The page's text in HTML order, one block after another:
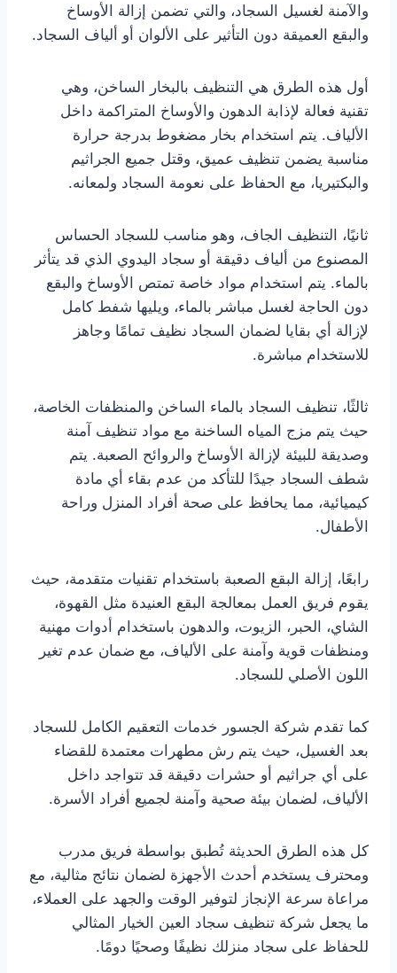
والآمنة لغسيل السجاد، والتي تضمن إزالة الأوساخ
والبقع العميقة دون التأثير على الألوان أو ألياف السجاد.
أول هذه الطرق هي التنظيف بالبخار الساخن، وهي
تقنية فعالة لإذابة الدهون والأوساخ المتراكمة داخل
الألياف. يتم استخدام بخار مضغوط بدرجة حرارة
مناسبة يضمن تنظيف عميق، وقتل جميع الجراثيم
والبكتيريا، مع الحفاظ على نعومة السجاد ولمعانه.
ثانيًا، التنظيف الجاف، وهو مناسب للسجاد الحساس
المصنوع من ألياف دقيقة أو سجاد اليدوي الذي قد يتأثر
بالماء. يتم استخدام مواد خاصة تمتص الأوساخ والبقع
دون الحاجة لغسل مباشر بالماء، ويليها شفط كامل
لإزالة أي بقايا لضمان السجاد نظيف تمامًا وجاهز
للاستخدام مباشرة.
ثالثًا، تنظيف السجاد بالماء الساخن والمنظفات الخاصة،
حيث يتم مزج المياه الساخنة مع مواد تنظيف آمنة
وصديقة للبيئة لإزالة الأوساخ والروائح الصعبة. يتم
شطف السجاد جيدًا للتأكد من عدم بقاء أي مادة
كيميائية، مما يحافظ على صحة أفراد المنزل وراحة
الأطفال.
رابعًا، إزالة البقع الصعبة باستخدام تقنيات متقدمة، حيث
يقوم فريق العمل بمعالجة البقع العنيدة مثل القهوة،
الشاي، الحبر، الزيوت، والدهون باستخدام أدوات مهنية
ومنظفات قوية وآمنة على الألياف، مع ضمان عدم تغير
اللون الأصلي للسجاد.
كما تقدم شركة الجسور خدمات التعقيم الكامل للسجاد
بعد الغسيل، حيث يتم رش مطهرات معتمدة للقضاء
على أي جراثيم أو حشرات دقيقة قد تتواجد داخل
الألياف، لضمان بيئة صحية وآمنة لجميع أفراد الأسرة.
كل هذه الطرق الحديثة تُطبق بواسطة فريق مدرب
ومحترف يستخدم أحدث الأجهزة لضمان نتائج مثالية، مع
مراعاة سرعة الإنجاز لتوفير الوقت والجهد على العملاء،
ما يجعل شركة تنظيف سجاد العين الخيار المثالي
للحفاظ على سجاد منزلك نظيفًا وصحيًا دومًا.